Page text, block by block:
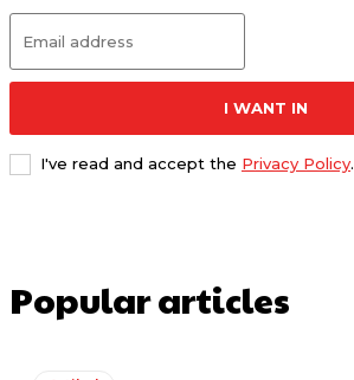
I WANT IN
I've read and accept the Privacy Policy.
Popular articles